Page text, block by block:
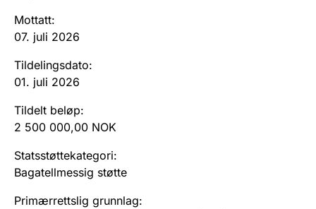
Andre tema
Mottatt:
07. juli 2026
Tildelingsdato:
01. juli 2026
Tildelt beløp:
2 500 000,00 NOK
Statsstøttekategori:
Bagatellmessig støtte
Primærrettslig grunnlag: